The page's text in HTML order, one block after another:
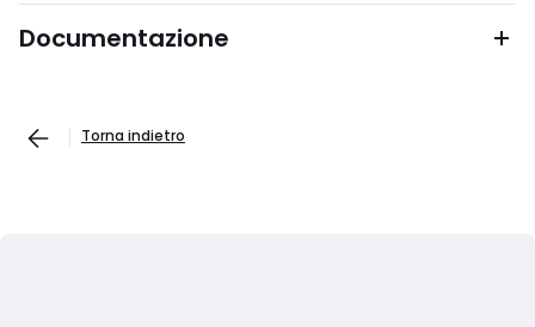
Documentazione
Torna indietro